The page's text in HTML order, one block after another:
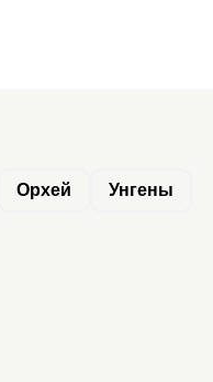
Орхей Унгены